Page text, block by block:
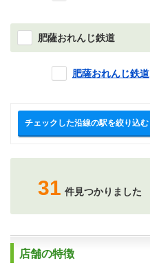
肥薩おれんじ鉄道
肥薩おれんじ鉄道
チェックした沿線の駅を絞り込む
31 件見つかりました
店舗の特徴